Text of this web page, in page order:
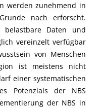
werden zunehmend in
nach erforscht.
Daten und
vereinzelt verfügbar
von Menschen
ist meistens nicht
einer systematischen
Potenzials der NBS
der NBS in